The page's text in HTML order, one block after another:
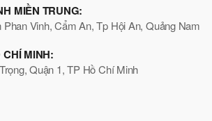
MIỀN TRUNG:
Phan Vinh, Cẩm An, Tp Hội An, Quảng Nam
CHÍ MINH:
Quận 1, TP Hồ Chí Minh